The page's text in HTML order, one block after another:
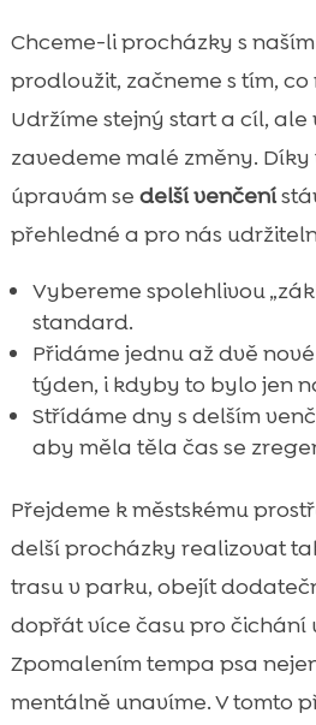
Chceme-li procházky s
prodloužit, začneme s tím, co
Udržíme stejný start a cíl,
zavedeme malé změny.
úpravám se delší venčení
přehledné a pro nás
Vybereme spolehlivou
standard.
Přidáme jednu až dvě
týden, i kdyby to bylo jen
Střídáme dny s delším
aby měla těla čas se
Přejdeme k městskému
delší procházky realizovat
trasu v parku, obejít
dopřát více času pro čichání
Zpomalením tempa psa
mentálně unavíme. V tomto